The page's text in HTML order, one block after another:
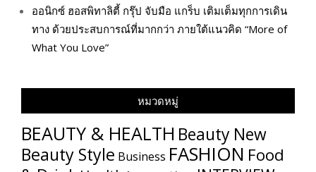
ออนิกซ์ ฮอสพิทาลิตี้ กรุ๊ป จับมือ แกร็บ เติมเต็มทุกการเดิน
ทาง ด้วยประสบการณ์ที่มากกว่า ภายใต้แนวคิด “More of
What You Love”
หมวดหมู่
BEAUTY & HEALTH Beauty New
Beauty Style Business FASHION Food